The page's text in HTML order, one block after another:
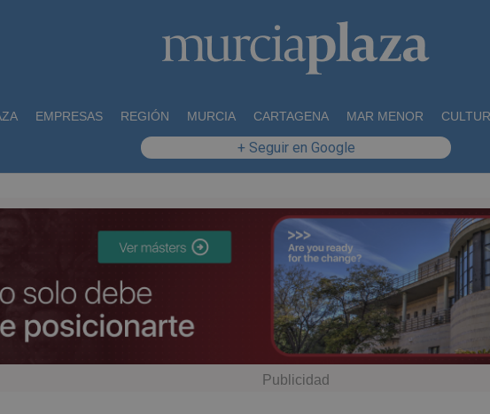
EMPRESAS REGIÓN MURCIA CARTAGENA MAR MENOR
+ Seguir en Google